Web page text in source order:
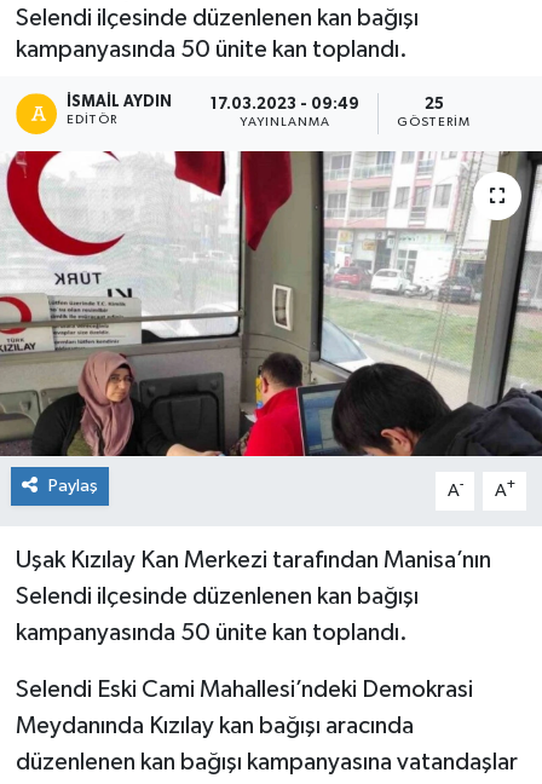
Selendi ilçesinde düzenlenen kan bağışı
kampanyasında 50 ünite kan toplandı.
İSMAIL AYDIN
EDITÖR
17.03.2023 - 09:49
YAYINLANMA
25
GÖSTERIM
Paylaş A- A+
Uşak Kızılay Kan Merkezi tarafından Manisa’nın
Selendi ilçesinde düzenlenen kan bağışı
kampanyasında 50 ünite kan toplandı.
Selendi Eski Cami Mahallesi’ndeki Demokrasi
Meydanında Kızılay kan bağışı aracında
düzenlenen kan bağışı kampanyasına vatandaşlar